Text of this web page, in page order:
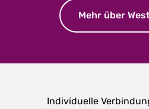
Mehr über
Individuelle